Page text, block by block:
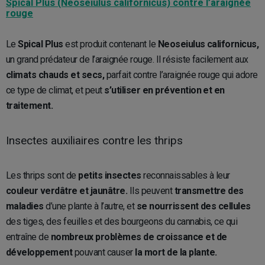
Spical Plus (Neoseiulus californicus) contre l’araignée
rouge
LeSpical Plus est produit contenant le Neoseiulus californicus,
un grand prédateur de l’araignée rouge. Il résiste facilement aux
climats chauds et secs,parfait contre l’araignée rouge qui adore
ce type de climat, et peut s’utiliser en prévention et en
traitement.
Insectes auxiliaires contre les thrips
Les thrips sont de petits insectes reconnaissables à leur
couleur verdâtre et jaunâtre. Ils peuventtransmettre des
maladies d’une plante à l’autre, et se nourrissent des cellules
des tiges, des feuilles et des bourgeons du cannabis, ce qui
entraîne de nombreux problèmes de croissance et de
développementpouvant causer la mort de la plante.